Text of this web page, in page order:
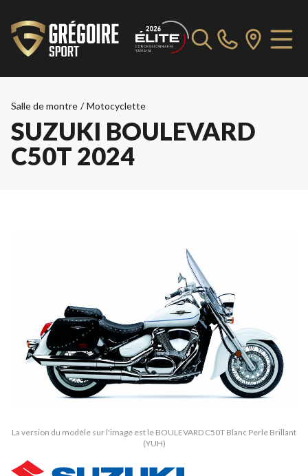
Salle de montre / Motocyclette
SUZUKI BOULEVARD
C50T 2024
La version du modèle sur l'image est le BOULEVARD C50T Blanc Perle Brillant
(YUH)